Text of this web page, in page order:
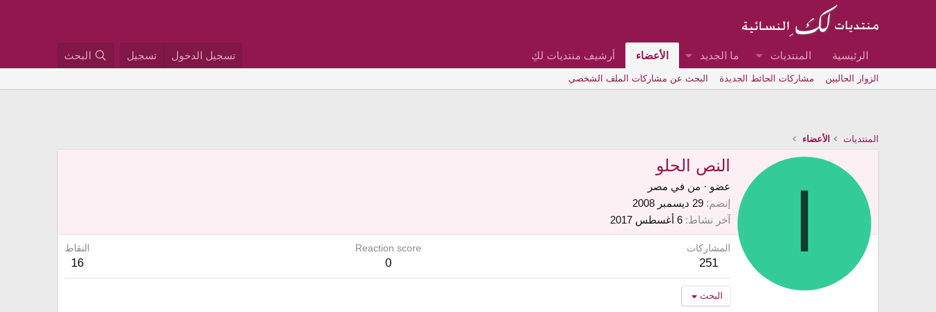
الرئيسية المنتديات ما الجديد الأعضاء أرشيف منتديات لكِ تسجيل الدخول تسجيل البحث
الزوار الحاليين مشاركات الحائط الجديدة البحث عن مشاركات الملف الشخصي
المنتديات الأعضاء
النص الحلو
عضو · من في مصر
إنضم 29 ديسمبر 2008
آخر نشاط 6 أغسطس 2017
المشاركات
251
Reaction score
0
النقاط
16
البحث